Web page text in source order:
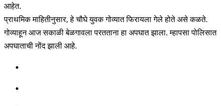
आहेत.
प्राथमिक माहितीनुसार, हे चौघे युवक गोव्यात फिरायला गेले होते असे कळते.
गोव्याहून आज सकाळी बेळगावला परतताना हा अपघात झाला. म्हापसा पोलिसात
अपघाताची नोंद झाली आहे.